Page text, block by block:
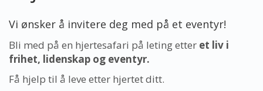
Vi ønsker å invitere deg med på et eventyr!
Bli med på en hjertesafari på leting etter et liv i
frihet, lidenskap og eventyr.
Få hjelp til å leve etter hjertet ditt.